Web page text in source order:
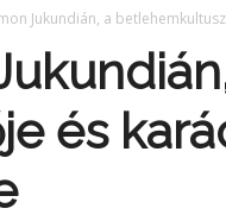
Jukundián, a
és